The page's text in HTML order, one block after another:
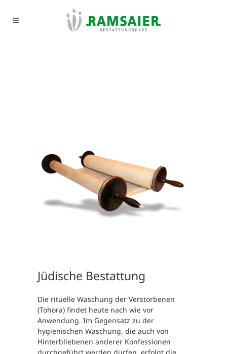
Jüdische Bestattung
Die rituelle Waschung der Verstorbenen
(Tohora) findet heute nach wie vor
Anwendung. Im Gegensatz zu der
hygienischen Waschung, die auch von
Hinterbliebenen anderer Konfessionen